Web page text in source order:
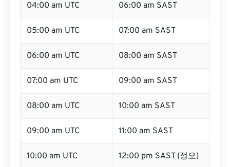
04:00 am UTC 06:00 am SAST
05:00 am UTC 07:00 am SAST
06:00 am UTC 08:00 am SAST
07:00 am UTC 09:00 am SAST
08:00 am UTC 10:00 am SAST
09:00 am UTC 11:00 am SAST
10:00 am UTC 12:00 pm SAST (정오)